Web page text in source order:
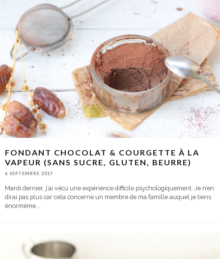
FONDANT CHOCOLAT & COURGETTE À LA
VAPEUR (SANS SUCRE, GLUTEN, BEURRE)
6 SEPTEMBRE 2017
Mardi dernier, j’ai vécu une expérience difficile psychologiquement. Je n’en
dirai pas plus car cela concerne un membre de ma famille auquel je tiens
énorméme...